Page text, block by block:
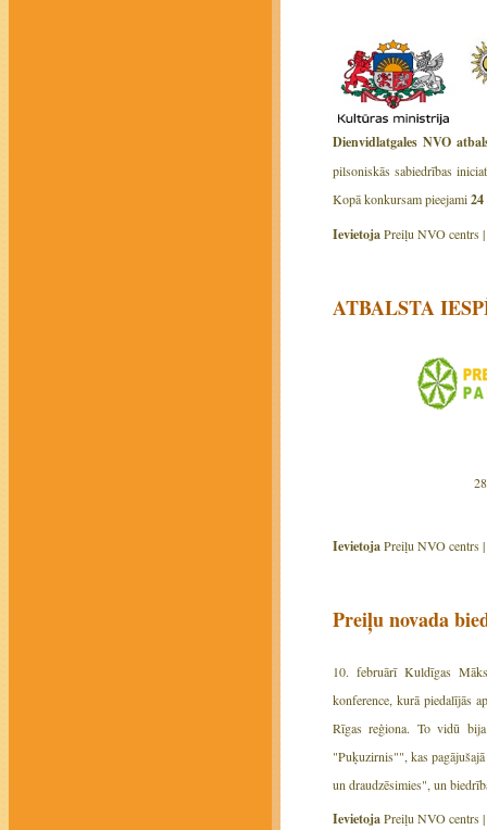
Dienvidlatgales NVO
pilsoniskās sabiedrības
Kopā konkursam pieejami
IevietojaPreiļu NVO centrs |
ATBALSTA
IevietojaPreiļu NVO centrs |
Preiļu novada
10. februārī Kuldīgas
konference, kurā piedalījās
Rīgas reģiona. To vidū
"Puķuzirnis"", kas
un draudzēsimies", un
IevietojaPreiļu NVO centrs |